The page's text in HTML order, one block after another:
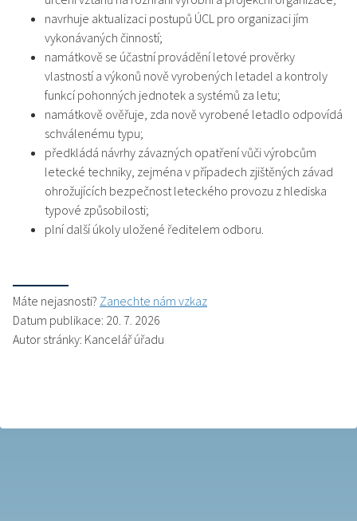
navrhuje aktualizaci postupů ÚCL pro organizaci jím
vykonávaných činností;
namátkově se účastní provádění letové prověrky
vlastností a výkonů nově vyrobených letadel a kontroly
funkcí pohonných jednotek a systémů za letu;
namátkově ověřuje, zda nově vyrobené letadlo odpovídá
schválenému typu;
předkládá návrhy závazných opatření vůči výrobcům
letecké techniky, zejména v případech zjištěných závad
ohrožujících bezpečnost leteckého provozu z hlediska
typové způsobilosti;
plní další úkoly uložené ředitelem odboru.
Máte nejasnosti? Zanechte nám vzkaz
Datum publikace: 20. 7. 2026
Autor stránky: Kancelář úřadu